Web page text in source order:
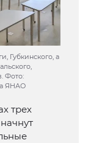
Губкинского, а
Фото:
ЯНАО
трех